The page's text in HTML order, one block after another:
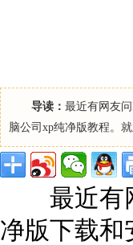
导读： 最近有网友
脑公司xp纯净版教程。
最近有网
净版下载和